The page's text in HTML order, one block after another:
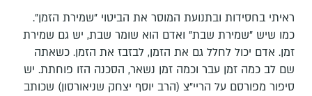
ראיתי בחסידות ובתנועת המוסר את הביטוי "שמירת הזמן".
כמו שיש "שמירת שבת" ואדם הוא שומר שבת, יש גם שמירת
זמן. אדם יכול לחלל גם את הזמן, לבזבז את הזמן. כשאתה
שם לב כמה זמן עבר וכמה זמן נשאר, הסכנה הזו פוחתת. יש
סיפור מפורסם על הריי"צ (הרב יוסף יצחק שניאורסון) שכותב